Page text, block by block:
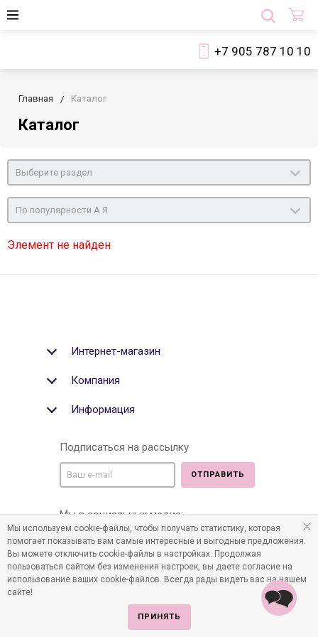
+7 905 787 10 10
Главная Каталог
Каталог
Выберите раздел
По популярности А Я
Элемент не найден
Интернет-магазин
Компания
Информация
Подписаться на рассылку
ОТПРАВИТЬ
Мы в социальных медиа:
©2011-2026 Все права защищены. Интернет-магазин
Мы используем cookie-файлы, чтобы получать статистику, которая
помогает показывать вам самые интересные и выгодные предложения.
Вы можете отключить cookie-файлы в настройках. Продолжая
пользоваться сайтом без изменения настроек, вы даете согласие на
использование ваших cookie-файлов. Всегда рады видеть вас на нашем
сайте!
ПРИНЯТЬ